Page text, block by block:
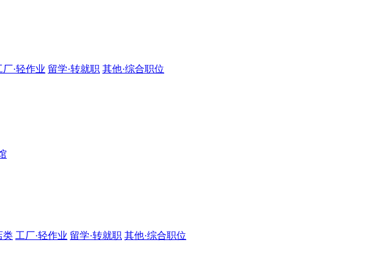
厂·轻作业 留学·转就职 其他·综合职位
类 工厂·轻作业 留学·转就职 其他·综合职位